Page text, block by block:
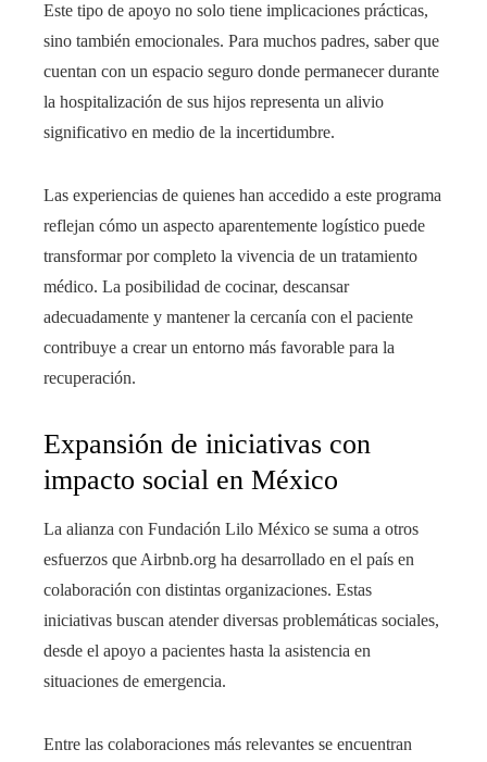
Este tipo de apoyo no solo tiene implicaciones prácticas,
sino también emocionales. Para muchos padres, saber que
cuentan con un espacio seguro donde permanecer durante
la hospitalización de sus hijos representa un alivio
significativo en medio de la incertidumbre.
Las experiencias de quienes han accedido a este programa
reflejan cómo un aspecto aparentemente logístico puede
transformar por completo la vivencia de un tratamiento
médico. La posibilidad de cocinar, descansar
adecuadamente y mantener la cercanía con el paciente
contribuye a crear un entorno más favorable para la
recuperación.
Expansión de iniciativas con
impacto social en México
La alianza con Fundación Lilo México se suma a otros
esfuerzos que Airbnb.org ha desarrollado en el país en
colaboración con distintas organizaciones. Estas
iniciativas buscan atender diversas problemáticas sociales,
desde el apoyo a pacientes hasta la asistencia en
situaciones de emergencia.
Entre las colaboraciones más relevantes se encuentran